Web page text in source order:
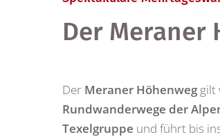
Der Meraner
Der Meraner Höhenweg gilt
Rundwanderwege der
Texelgruppe und führt bis